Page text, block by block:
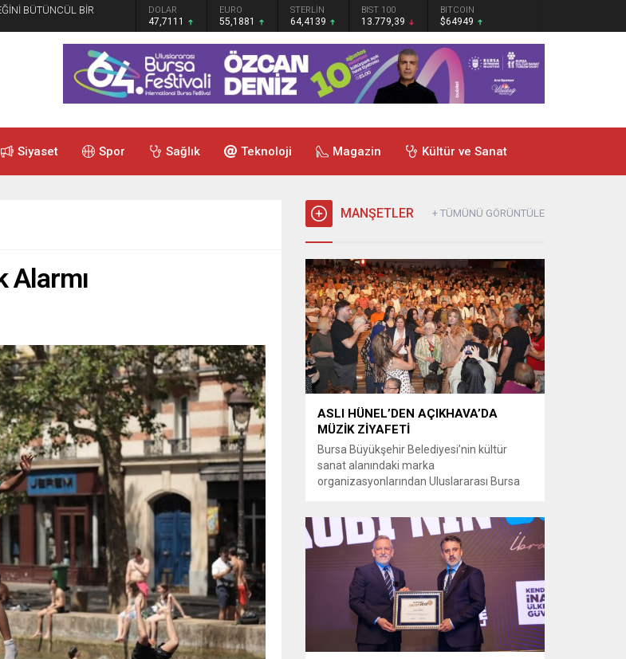
BÜTÜNCÜL BİRGRAM ALTIN DOLAR
47,7111
EURO
55,1881
STERLİN
64,4139
BIST 100
13.779,39
BITCOIN
$64949
Siyaset Spor Sağlık Teknoloji Magazin Kültür ve Sanat
Alarmı
MANŞETLER + TÜMÜNÜ GÖRÜNTÜLE
ASLI HÜNEL’DEN AÇIKHAVA’DA
MÜZİK ZİYAFETİ
Bursa Büyükşehir Belediyesi’nin kültür
sanat alanındaki marka
organizasyonlarından Uluslararası Bursa
Büyükşehir Belediyesi adına Bursa Kültür
Sanat ve Turizm Vakfı (BKSTV) tarafından
bu yıl 64’üncüsü düzenlenen Uluslararası
Bursa Festivali, sevilen sanatçı Aslı Hünel’i
müzikseverlerle buluşturdu. Uludağ İçecek
ana sponsorluğunda düzenlenen...